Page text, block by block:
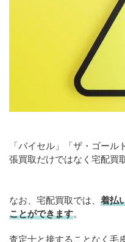
「バイセル」「ザ・ゴー
張買取だけではなく宅配買
なお、宅配買取では、 着払
ことができます。
査定士と接することなく毛